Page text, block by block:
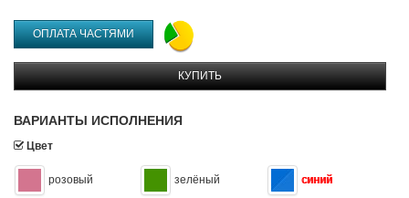
ОПЛАТА ЧАСТЯМИ
КУПИТЬ
ВАРИАНТЫ ИСПОЛНЕНИЯ
Цвет
розовый зелёный синий